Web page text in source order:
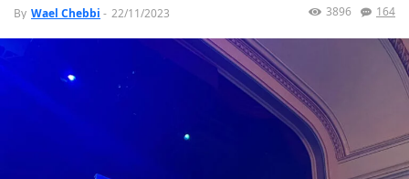
By Wael Chebbi - 22/11/2023 164
3896